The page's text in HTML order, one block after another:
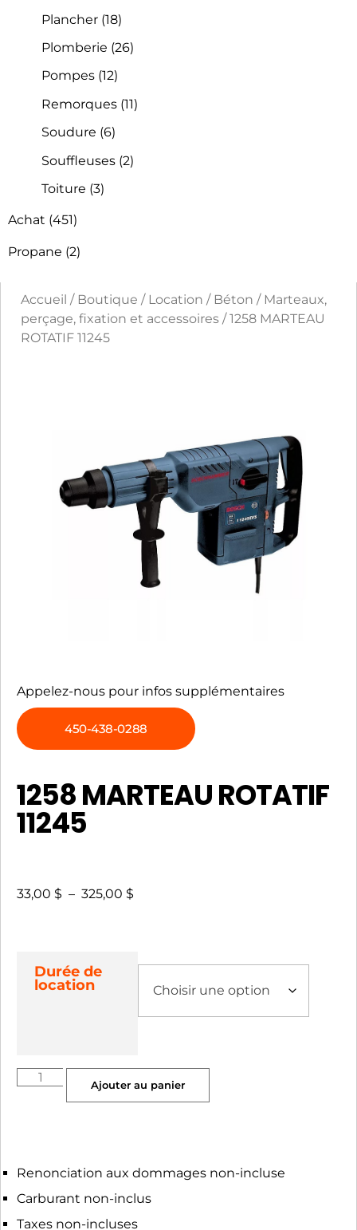
Plancher (18)
Plomberie (26)
Pompes (12)
Remorques (11)
Soudure (6)
Souffleuses (2)
Toiture (3)
Achat (451)
Propane (2)
Accueil / Boutique / Location / Béton / Marteaux,
perçage, fixation et accessoires / 1258 MARTEAU
ROTATIF 11245
Appelez-nous pour infos supplémentaires
450-438-0288
1258 MARTEAU ROTATIF
11245
33,00 $ – 325,00 $
Durée de
location
Ajouter au panier
Renonciation aux dommages non-incluse
Carburant non-inclus
Taxes non-incluses